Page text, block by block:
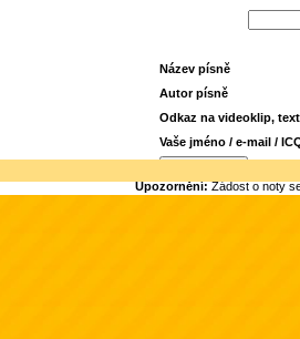
Název písně
Autor písně
Odkaz na videoklip,
Vaše jméno / e-mail /
Upozornění: Žádost o noty